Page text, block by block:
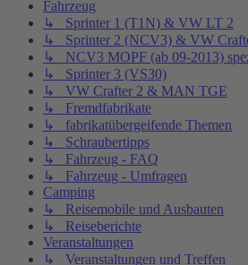
Fahrzeug
↳ Sprinter 1 (T1N) & VW LT 2
↳ Sprinter 2 (NCV3) & VW
↳ NCV3 MOPF (ab 09-2013)
↳ Sprinter 3 (VS30)
↳ VW Crafter 2 & MAN TGE
↳ Fremdfabrikate
↳ fabrikatübergeifende Themen
↳ Schraubertipps
↳ Fahrzeug - FAQ
↳ Fahrzeug - Umfragen
Camping
↳ Reisemobile und Ausbauten
↳ Reiseberichte
Veranstaltungen
↳ Veranstaltungen und Treffen